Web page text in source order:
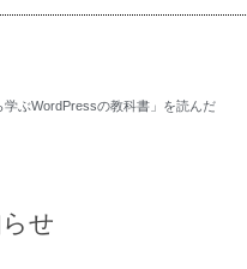
学ぶWordPressの教科書」を読んだ
せ